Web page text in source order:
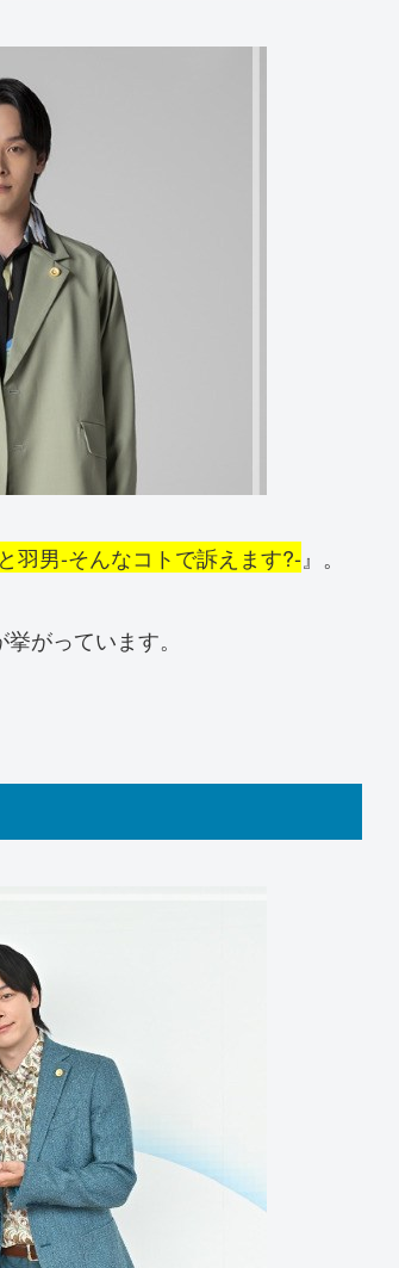
羽男-そんなコトで訴えます?- 』。
がっています。